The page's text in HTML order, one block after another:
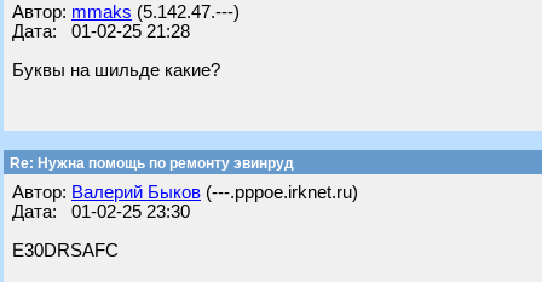
Автор: mmaks (5.142.47.---)
Дата: 01-02-25 21:28
Буквы на шильде какие?
Re: Нужна помощь по ремонту эвинруд
Автор: Валерий Быков (---.pppoe.irknet.ru)
Дата: 01-02-25 23:30
E30DRSAFC